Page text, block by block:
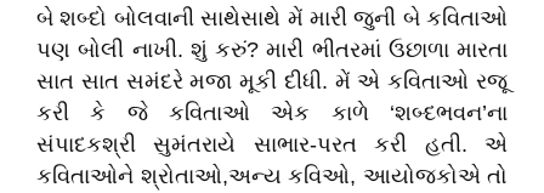
બે શબ્દો બોલવાની સાથેસાથે મેં મારી જુની બે કવિતાઓ
પણ બોલી નાખી. શું કરું? મારી ભીતરમાં ઉછાળા મારતા
સાત સાત સમંદરે મજા મૂકી દીધી. મેં એ કવિતાઓ રજૂ
કરી કે જે કવિતાઓ એક કાળે ‘શબ્દભવન’ના
સંપાદકશ્રી સુમંતરાયે સાભાર-પરત કરી હતી. એ
કવિતાઓને શ્રોતાઓ,અન્ય કવિઓ, આયોજકોએ તો